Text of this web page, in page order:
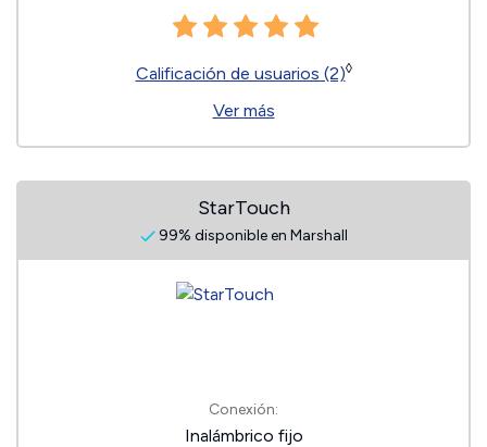
Calificación de usuarios (2)◊
Ver más
StarTouch
99% disponible en Marshall
Conexión:
Inalámbrico fijo